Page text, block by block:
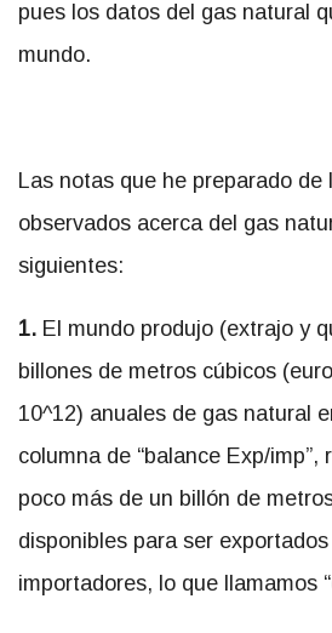
pues los datos del gas natural
mundo.
Las notas que he preparado de
observados acerca del gas
siguientes:
1. El mundo produjo (extrajo y
billones de metros cúbicos
10^12) anuales de gas natural
columna de “balance Exp/imp”,
poco más de un billón de
disponibles para ser
importadores, lo que llamamos